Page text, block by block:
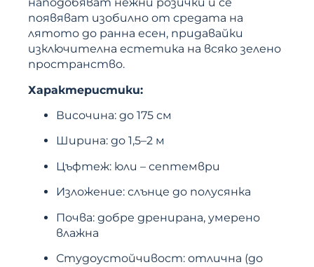
появяват изобилно от средата на
лятото до ранна есен, придавайки
изключителна естетика на всяко зелено
пространство.
Характеристики:
Височина: до 175 см
Ширина: до 1,5–2 м
Цъфтеж: юли – септември
Изложение: слънце до полусянка
Почва: добре дренирана, умерено
влажна
Студоустойчивост: отлична (до